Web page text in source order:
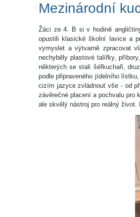
Mezinárodní
Žáci ze 4. B si v hodině
opustili klasické školní lavice a
vymyslet a výtvarně zpracovat
nechyběly plastové talířky,
některých se stali šéfkuchaři,
podle připraveného jídelního
cizím jazyce zvládnout vše - od
závěrečné placení a pochvalu pro
ale skvělý nástroj pro reálný život.